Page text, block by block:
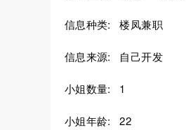
信息种类: 楼凤兼职
信息来源: 自己开发
小姐数量: 1
小姐年龄: 22